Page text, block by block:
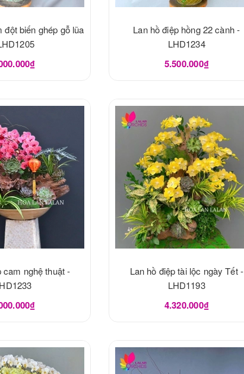
đột biến ghép gỗ lũa
Lan hồ điệp hồng 22 cành -
LHD1234
5.500.000₫
cam nghệ thuật -
Lan hồ điệp tài lộc ngày Tết -
LHD1193
4.320.000₫